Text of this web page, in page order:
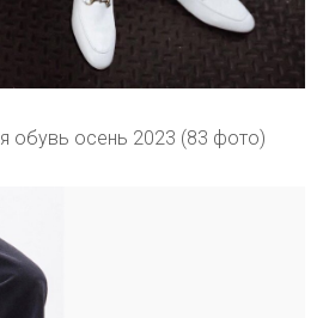
обувь осень 2023 (83 фото)